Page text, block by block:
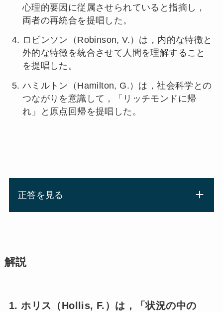
心理的要因に従属させられていると指摘し，
両者の再統合を提唱した。
ロビンソン（Robinson, V.）は，内的な特徴と
外的な特徴を統合させて人間を理解すること
を提唱した。
ハミルトン（Hamilton, G.）は，社会科学との
つながりを意識して，「リッチモンドに帰
れ」と原点回帰を提唱した。
正答を見る
解説
1. ホリス（Hollis, F.）は，「状況の中の